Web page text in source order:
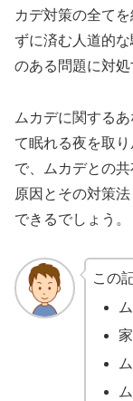
カデ対策の全て
ずに済む人道的
のある問題に対処
ムカデに関する
て眠れる夜を取
で、ムカデとの
原因とその対策
できるでしょう。
この